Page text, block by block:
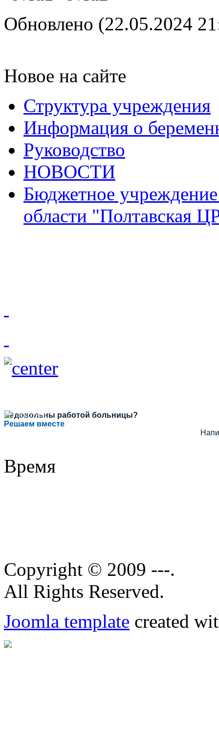
Обновлено (22.05.2024
Новое на сайте
Структура учреждения
Информация о
Руководство
НОВОСТИ
Бюджетное
области "Полтавская
Решаем вместе
Недовольны работой больницы?
Время
Copyright © 2009 ---.
All Rights Reserved.
Joomla template created